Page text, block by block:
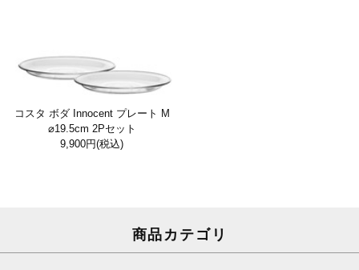
コスタ ボダ Innocent プレート M
⌀19.5cm 2Pセット
9,900円(税込)
商品カテゴリ